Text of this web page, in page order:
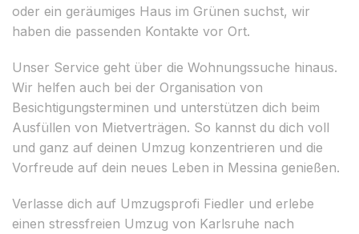
oder ein geräumiges Haus im Grünen suchst, wir
haben die passenden Kontakte vor Ort.
Unser Service geht über die Wohnungssuche hinaus.
Wir helfen auch bei der Organisation von
Besichtigungsterminen und unterstützen dich beim
Ausfüllen von Mietverträgen. So kannst du dich voll
und ganz auf deinen Umzug konzentrieren und die
Vorfreude auf dein neues Leben in Messina genießen.
Verlasse dich auf Umzugsprofi Fiedler und erlebe
einen stressfreien Umzug von Karlsruhe nach